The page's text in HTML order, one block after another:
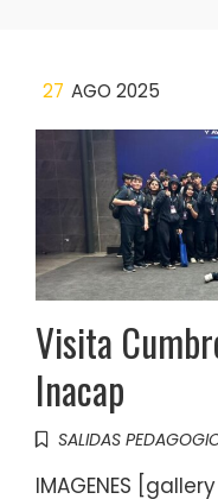
27 AGO 2025
Visita
Inacap
SALIDAS
IMAGENES